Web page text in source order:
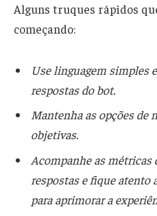
Alguns truques rápidos
começando:
Use linguagem simples
respostas do bot.
Mantenha as opções de
objetivas.
Acompanhe as métricas
respostas e fique atento
para aprimorar a